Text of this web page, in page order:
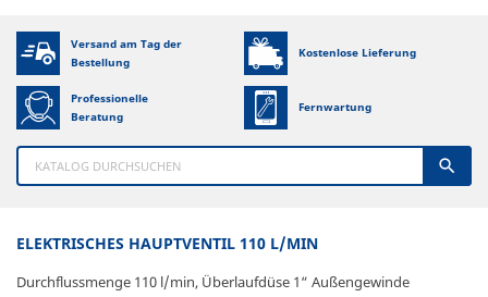
Versand am Tag der
Bestellung
Kostenlose Lieferung
Professionelle
Beratung
Fernwartung

ELEKTRISCHES HAUPTVENTIL 110 L/MIN
Durchflussmenge 110 l/min, Überlaufdüse 1“ Außengewinde